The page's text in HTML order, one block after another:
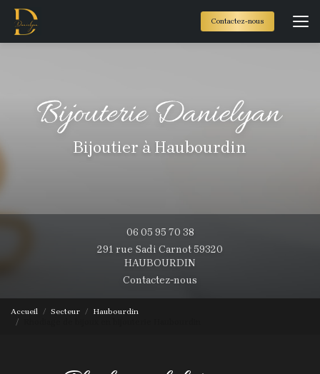
Aller
contenu
Contactez-nous
Bijoutier à Haubourdin
06 05 95 70 38
291 rue Sadi Carnot 59320
HAUBOURDIN
Contactez-nous
Accueil Secteur
Haubourdin